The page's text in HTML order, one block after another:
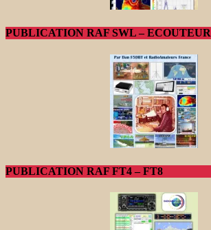
PUBLICATION RAF SWL – ECOUTEUR
PUBLICATION RAF FT4 – FT8